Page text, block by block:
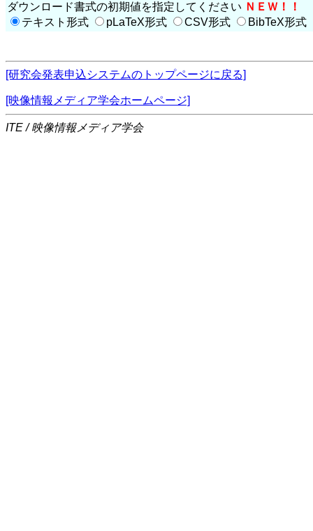
ダウンロード書式の初期値を指定してください ＮＥＷ！！
テキスト形式
pLaTeX形式 CSV形式 BibTeX形式
[研究会発表申込システムのトップページに戻る]
[映像情報メディア学会ホームページ]
ITE / 映像情報メディア学会